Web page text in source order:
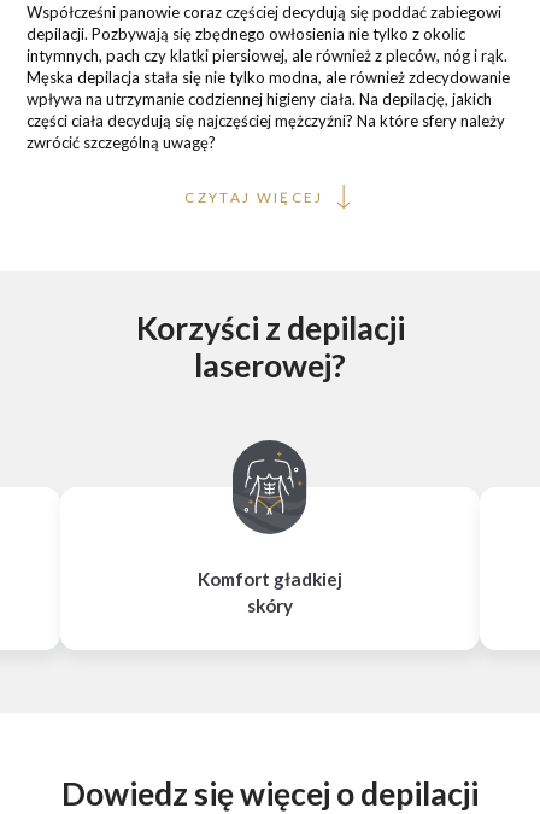
Współcześni panowie coraz częściej decydują się poddać zabiegowi
depilacji. Pozbywają się zbędnego owłosienia nie tylko z okolic
intymnych, pach czy klatki piersiowej, ale również z pleców, nóg i rąk.
Męska depilacja stała się nie tylko modna, ale również zdecydowanie
wpływa na utrzymanie codziennej higieny ciała. Na depilację, jakich
części ciała decydują się najczęściej mężczyźni? Na które sfery należy
zwrócić szczególną uwagę?
CZYTAJ WIĘCEJ
Korzyści z depilacji
laserowej?
Komfort gładkiej
skóry
Dowiedz się więcej o depilacji